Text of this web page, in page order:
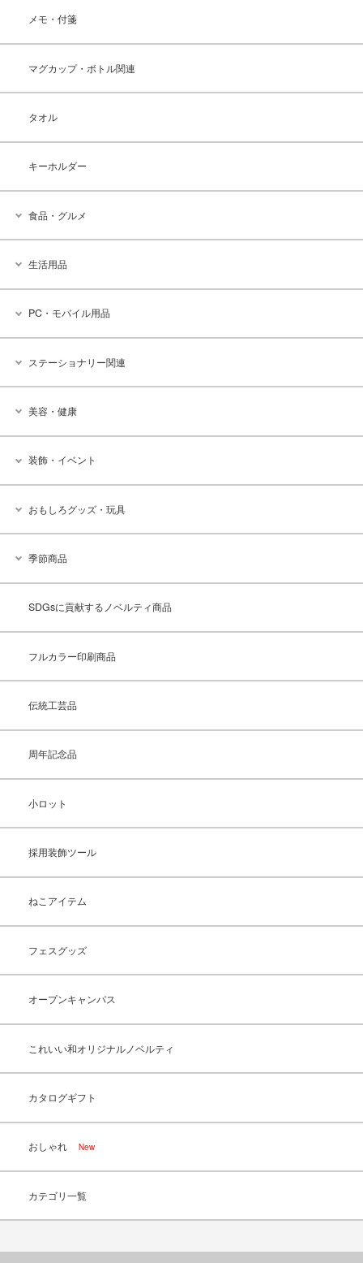
メモ・付箋
マグカップ・ボトル関連
タオル
キーホルダー
食品・グルメ
生活用品
PC・モバイル用品
ステーショナリー関連
美容・健康
装飾・イベント
おもしろグッズ・玩具
季節商品
SDGsに貢献するノベルティ商品
フルカラー印刷商品
伝統工芸品
周年記念品
小ロット
採用装飾ツール
ねこアイテム
フェスグッズ
オープンキャンパス
これいい和オリジナルノベルティ
カタログギフト
おしゃれ New
カテゴリ一覧